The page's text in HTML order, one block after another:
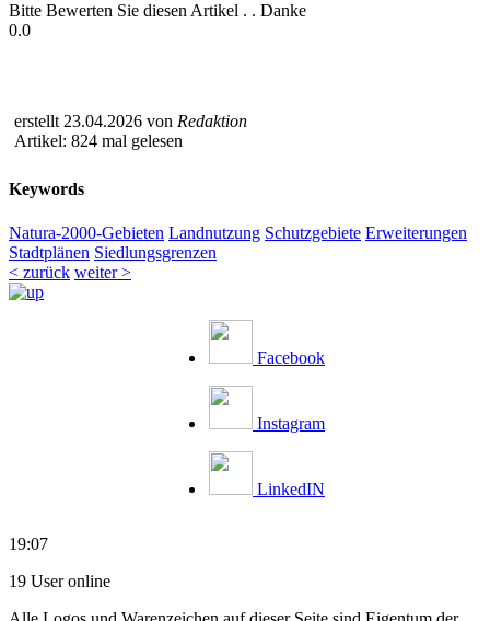
Bitte Bewerten Sie diesen Artikel . . Danke
0.0
erstellt 23.04.2026 von Redaktion
Artikel: 824 mal gelesen
Keywords
Natura-2000-Gebieten Landnutzung Schutzgebiete Erweiterungen
Stadtplänen Siedlungsgrenzen
< zurück weiter >
Facebook
Instagram
LinkedIN
19:07
19 User online